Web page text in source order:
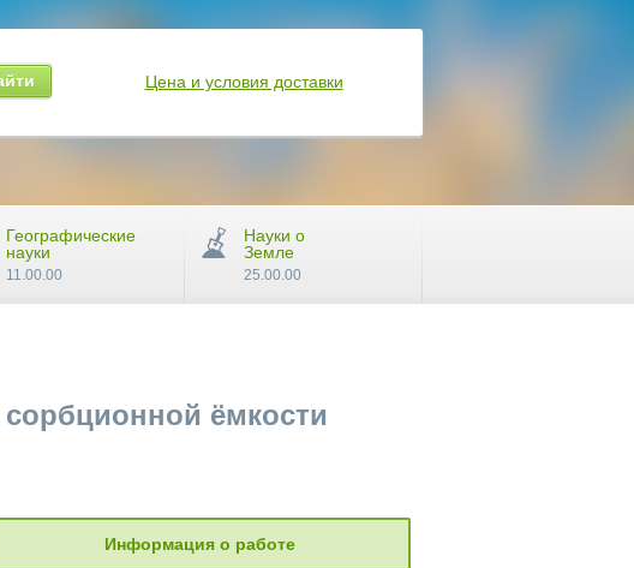
ёмкости
Информация о работе
Цена и условия доставки
Географические
науки
11.00.00
Науки о
Земле
25.00.00